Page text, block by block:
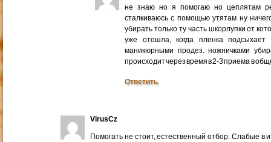
не знаю но я помогаю но цеплятам
сталкиваюсь с помощью утятам ну
убирать только ту часть шкорлупки от
уже отошла, когда пленка
маникюрными продез. ножничками
происходит через время в 2-3 приема в
Ответить
VirusCz
Помогать не стоит, естественный отбор. Слабые в